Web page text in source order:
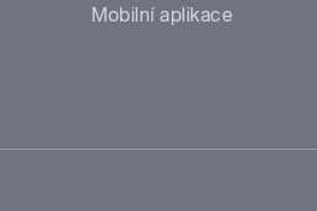
Mobilní aplikace